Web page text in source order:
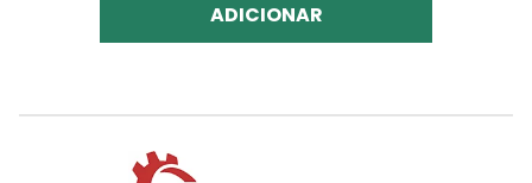
ADICIONAR